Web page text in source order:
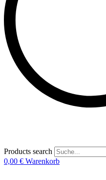
Products search
0,00 € Warenkorb